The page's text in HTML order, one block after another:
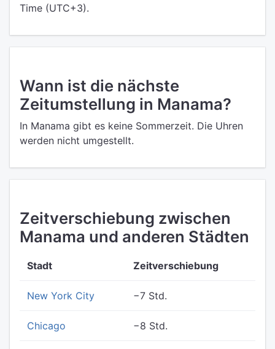
Time (UTC+3).
Wann ist die nächste
Zeitumstellung in Manama?
In Manama gibt es keine Sommerzeit. Die Uhren
werden nicht umgestellt.
Zeitverschiebung zwischen
Manama und anderen Städten
Stadt Zeitverschiebung
New York City −7 Std.
Chicago −8 Std.